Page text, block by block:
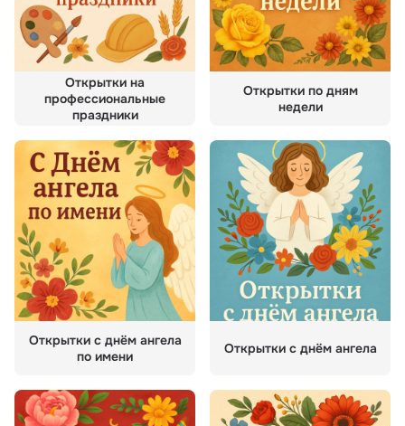
Открытки на
профессиональные
праздники
Открытки по дням
недели
Открытки с днём ангела
по имени
Открытки с днём ангела